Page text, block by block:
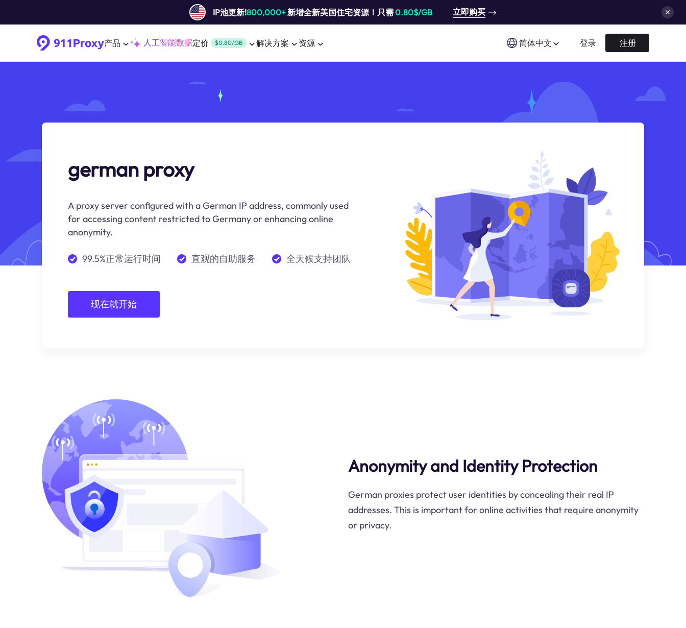
IP池更新!800,000+新增全新美国住宅资源！只需0.80$/GB 立即购买
产品 人工智能数据定价 $0.80/GB 解决方案 资源 简体中文 登录 注册
german proxy
A proxy server configured with a German IP address, commonly used
for accessing content restricted to Germany or enhancing online
anonymity.
99.5%正常运行时间 直观的自助服务 全天候支持团队
现在就开始
Anonymity and Identity Protection
German proxies protect user identities by concealing their real IP
addresses. This is important for online activities that require anonymity
or privacy.